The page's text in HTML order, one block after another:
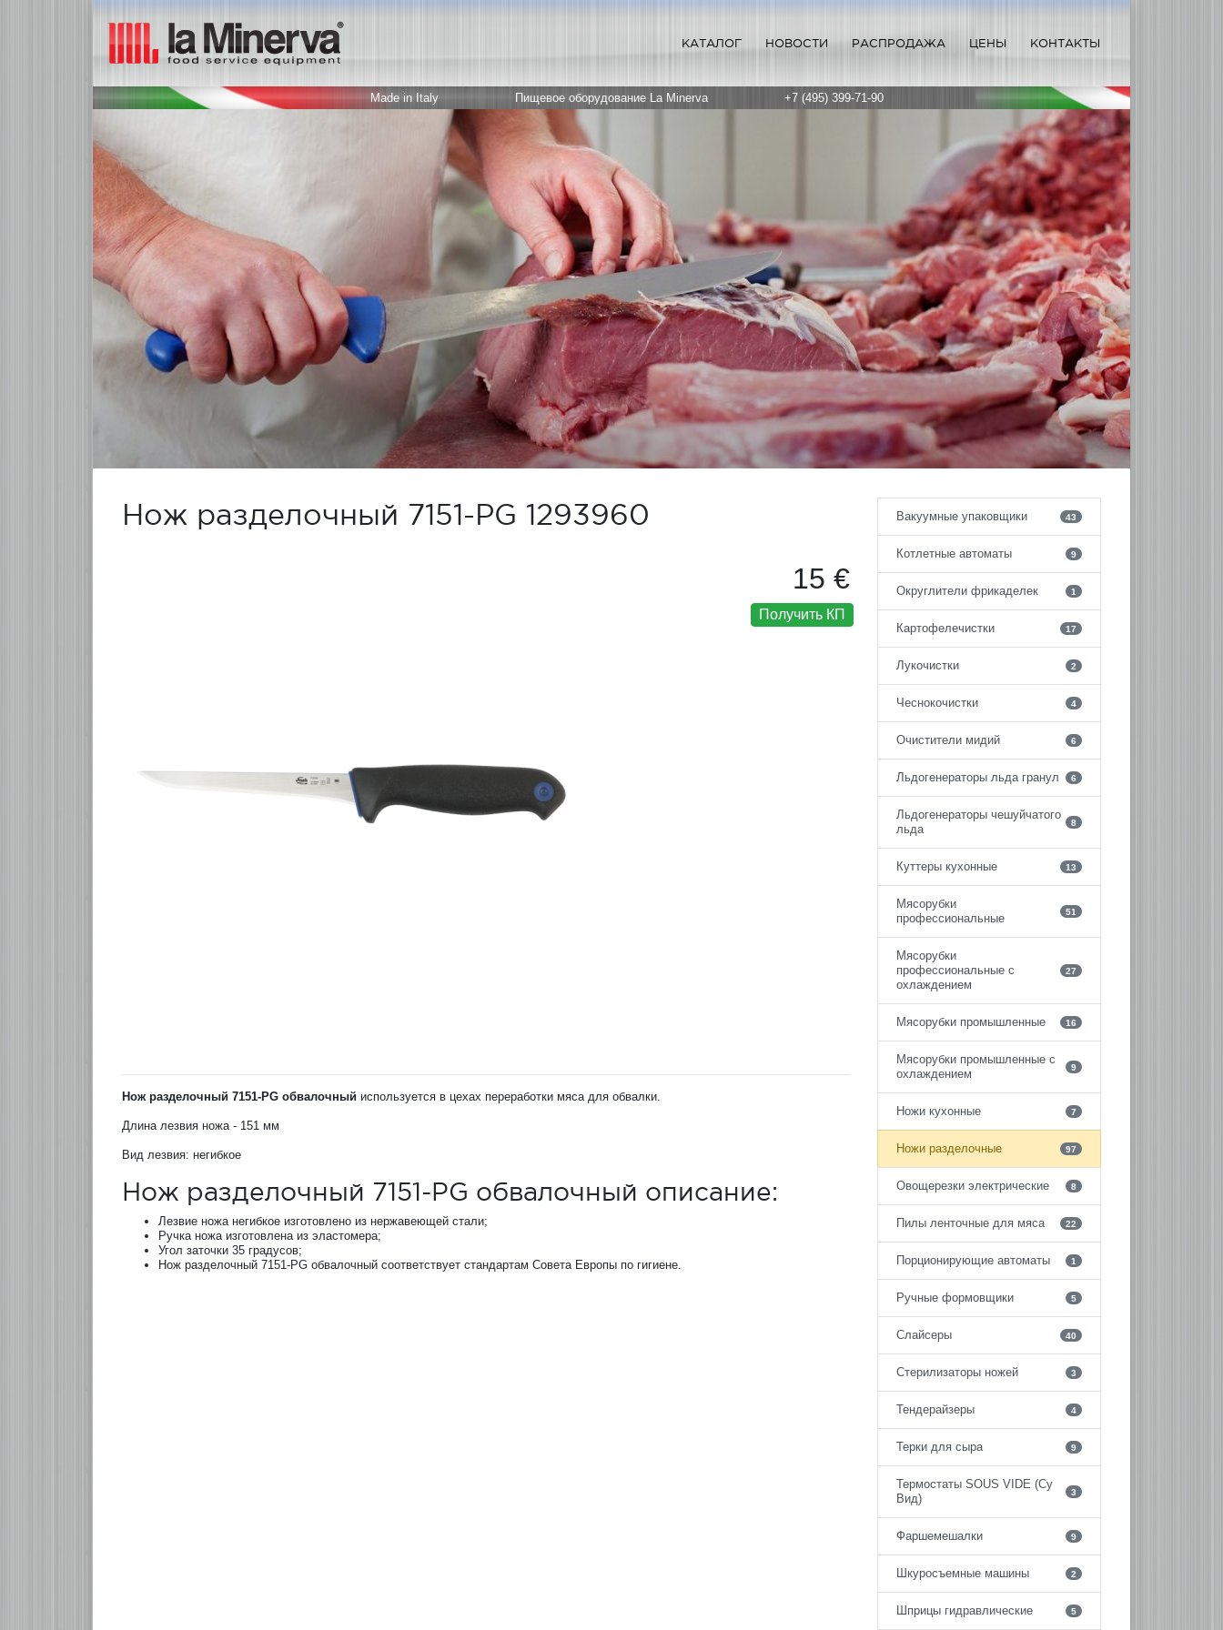
КАТАЛОГ НОВОСТИ РАСПРОДАЖА ЦЕНЫ КОНТАКТЫ
Made in Italy Пищевое оборудование La Minerva +7 (495) 399-71-90
Нож разделочный 7151-PG 1293960
15 €
Получить КП
Нож разделочный 7151-PG обвалочный используется в цехах переработки мяса для обвалки.
Длина лезвия ножа - 151 мм
Вид лезвия: негибкое
Нож разделочный 7151-PG обвалочный описание:
Лезвие ножа негибкое изготовлено из нержавеющей стали;
Ручка ножа изготовлена из эластомера;
Угол заточки 35 градусов;
Нож разделочный 7151-PG обвалочный соответствует стандартам Совета Европы по гигиене.
Вакуумные упаковщики 43
Котлетные автоматы 9
Округлители фрикаделек 1
Картофелечистки 17
Лукочистки 2
Чеснокочистки 4
Очистители мидий 6
Льдогенераторы льда гранул 6
Льдогенераторы чешуйчатого
льда
8
Куттеры кухонные 13
Мясорубки
профессиональные
51
Мясорубки
профессиональные с
охлаждением
27
Мясорубки промышленные 16
Мясорубки промышленные с
охлаждением
9
Ножи кухонные 7
Ножи разделочные 97
Овощерезки электрические 8
Пилы ленточные для мяса 22
Порционирующие автоматы 1
Ручные формовщики 5
Слайсеры 40
Стерилизаторы ножей 3
Тендерайзеры 4
Терки для сыра 9
Термостаты SOUS VIDE (Су
Вид)
3
Фаршемешалки 9
Шкуросъемные машины 2
Шприцы гидравлические 5